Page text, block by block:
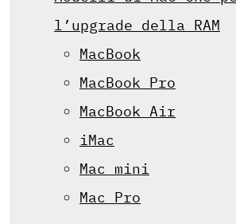
l’upgrade della RAM
MacBook
MacBook Pro
MacBook Air
iMac
Mac mini
Mac Pro